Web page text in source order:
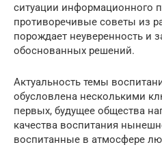
ситуации информационного
противоречивые советы из
порождает неуверенность и
обоснованных решений.
Актуальность темы
обусловлена несколькими
первых, будущее общества
качества воспитания
воспитанные в атмосфере